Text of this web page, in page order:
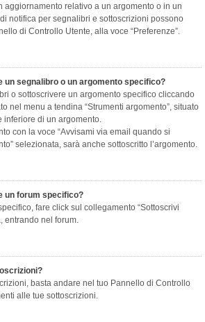
aggiornamento relativo a un argomento o in un
notifica per segnalibri e sottoscrizioni possono
di Controllo Utente, alla voce “Preferenze”.
segnalibro o un argomento specifico?
o sottoscrivere un argomento specifico cliccando
nel menu a tendina “Strumenti argomento”, situato
inferiore di un argomento.
con la voce “Avvisami via email quando si
selezionata, sarà anche sottoscritto l’argomento.
un forum specifico?
fare click sul collegamento “Sottoscrivi
entrando nel forum.
basta andare nel tuo Pannello di Controllo
alle tue sottoscrizioni.